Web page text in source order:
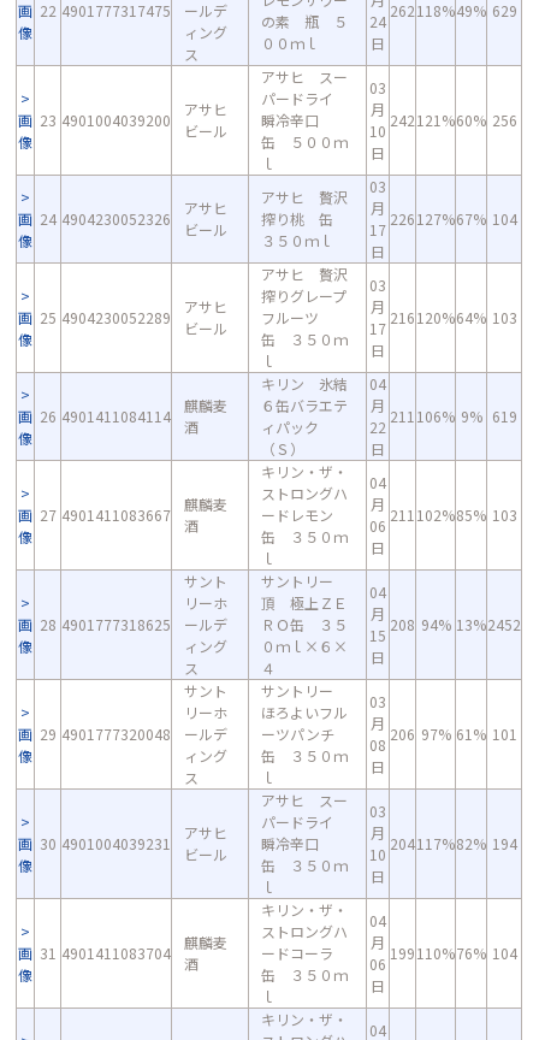
画
像
22 4901777317475
ールデ
ィング
ス
の素 瓶 ５
００ｍｌ
24
日
262118%49% 629
画
像
23 4901004039200
アサヒ
ビール
アサヒ スー
パードライ
瞬冷辛口
缶 ５００ｍ
ｌ
03
月
10
日
242121%60% 256
画
像
24 4904230052326
アサヒ
ビール
アサヒ 贅沢
搾り桃 缶
３５０ｍｌ
03
月
17
日
226127%67% 104
画
像
25 4904230052289
アサヒ
ビール
アサヒ 贅沢
搾りグレープ
フルーツ
缶 ３５０ｍ
ｌ
03
月
17
日
216120%64% 103
画
像
26 4901411084114
麒麟麦
酒
キリン 氷結
６缶バラエテ
ィパック
（Ｓ）
04
月
22
日
211 106% 9% 619
画
像
27 4901411083667
麒麟麦
酒
キリン・ザ・
ストロングハ
ードレモン
缶 ３５０ｍ
ｌ
04
月
06
日
211 102%85% 103
画
像
28 4901777318625
サント
リーホ
ールデ
ィング
ス
サントリー
頂 極上ＺＥ
ＲＯ缶 ３５
０ｍｌ×６×
４
04
月
15
日
208 94% 13%2452
画
像
29 4901777320048
サント
リーホ
ールデ
ィング
ス
サントリー
ほろよいフル
ーツパンチ
缶 ３５０ｍ
ｌ
03
月
08
日
206 97% 61% 101
画
像
30 4901004039231
アサヒ
ビール
アサヒ スー
パードライ
瞬冷辛口
缶 ３５０ｍ
ｌ
03
月
10
日
204117%82% 194
画
像
31 4901411083704
麒麟麦
酒
キリン・ザ・
ストロングハ
ードコーラ
缶 ３５０ｍ
ｌ
04
月
06
日
199110%76% 104
キリン・ザ・
04